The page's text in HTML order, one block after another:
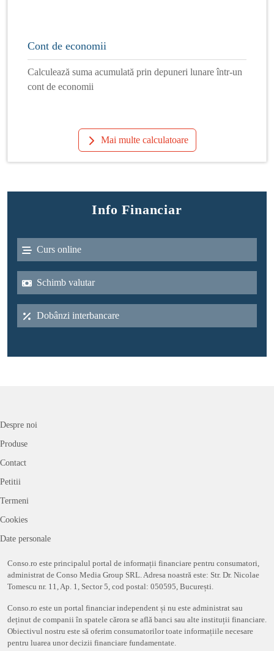
Cont de economii
Calculează suma acumulată prin depuneri lunare într-un
cont de economii
Mai multe calculatoare
Info Financiar
Curs online
Schimb valutar
Dobânzi interbancare
Despre noi
Produse
Contact
Petitii
Termeni
Cookies
Date personale
Conso.ro este principalul portal de informații financiare pentru consumatori,
administrat de Conso Media Group SRL. Adresa noastră este: Str. Dr. Nicolae
Tomescu nr. 11, Ap. 1, Sector 5, cod postal: 050595, București.
Conso.ro este un portal financiar independent și nu este administrat sau
deținut de companii în spatele cărora se află banci sau alte instituții financiare.
Obiectivul nostru este să oferim consumatorilor toate informațiile necesare
pentru luarea unor decizii financiare fundamentate.